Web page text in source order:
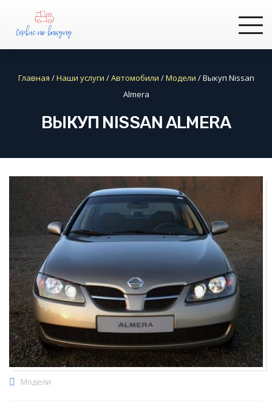
Главная /Наши услуги /Автомобили /Модели /Выкуп Nissan
Almera
ВЫКУП NISSAN ALMERA
Модели